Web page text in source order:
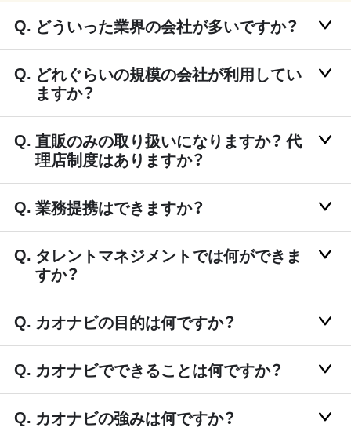
どういった業界の会社が多いですか？
どれぐらいの規模の会社が利用してい
ますか？
直販のみの取り扱いになりますか？ 代
理店制度はありますか？
業務提携はできますか？
タレントマネジメントでは何ができま
すか？
カオナビの目的は何ですか？
カオナビでできることは何ですか？
カオナビの強みは何ですか？